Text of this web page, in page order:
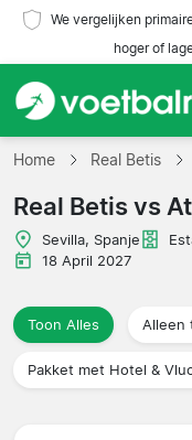
We vergelijken
hoger of
Home
Teams
Competities
Reisorganisaties
Home Real Betis
Real Betis vs
Sevilla, Spanje
18 April 2027
Toon Alles Alleen
Pakket met Hotel &